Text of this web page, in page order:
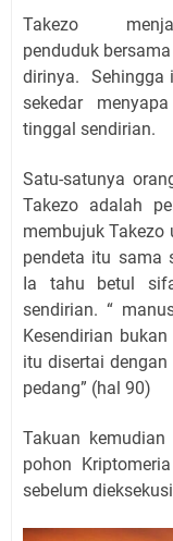
Takezo menjadi
penduduk
dirinya. Sehingga
sekedar
tinggal sendirian.
Satu-satunya
Takezo adalah
membujuk Takezo
pendeta itu sama
Ia tahu betul
sendirian. “
Kesendirian
itu disertai
pedang” (hal 90)
Takuan
pohon
sebelum